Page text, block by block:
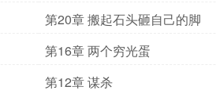
第20章 搬起石头砸自己的脚
第16章 两个穷光蛋
第12章 谋杀